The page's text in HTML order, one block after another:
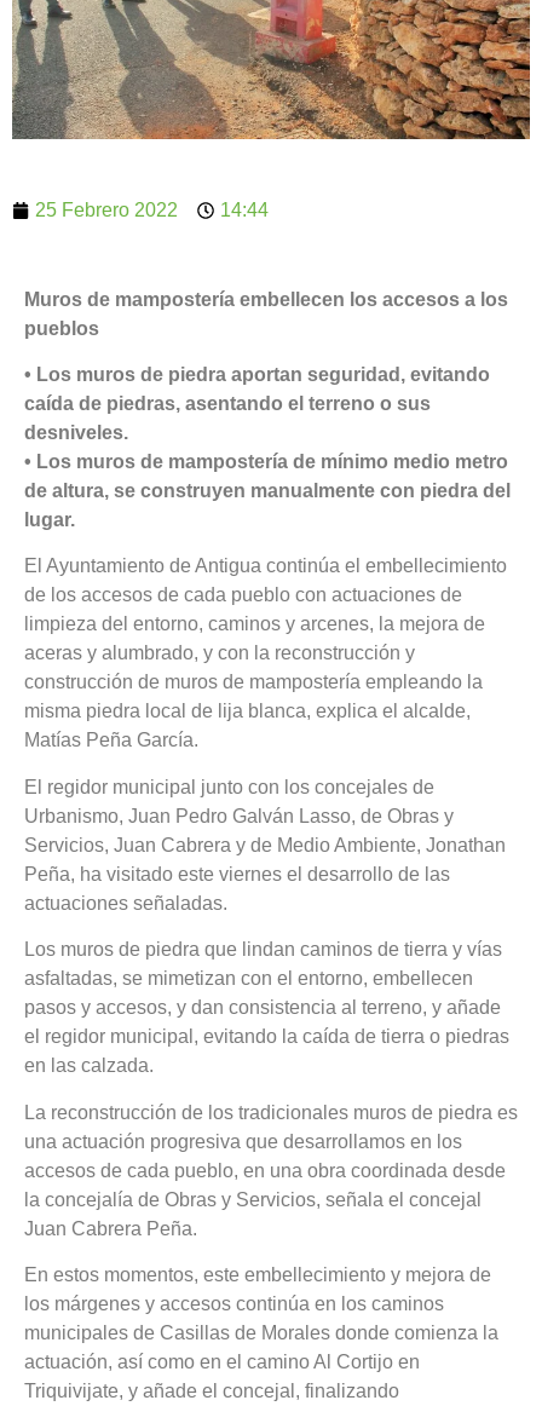
25 Febrero 2022 14:44
Muros de mampostería embellecen los accesos a los
pueblos
• Los muros de piedra aportan seguridad, evitando
caída de piedras, asentando el terreno o sus
desniveles.
• Los muros de mampostería de mínimo medio metro
de altura, se construyen manualmente con piedra del
lugar.
El Ayuntamiento de Antigua continúa el embellecimiento
de los accesos de cada pueblo con actuaciones de
limpieza del entorno, caminos y arcenes, la mejora de
aceras y alumbrado, y con la reconstrucción y
construcción de muros de mampostería empleando la
misma piedra local de lija blanca, explica el alcalde,
Matías Peña García.
El regidor municipal junto con los concejales de
Urbanismo, Juan Pedro Galván Lasso, de Obras y
Servicios, Juan Cabrera y de Medio Ambiente, Jonathan
Peña, ha visitado este viernes el desarrollo de las
actuaciones señaladas.
Los muros de piedra que lindan caminos de tierra y vías
asfaltadas, se mimetizan con el entorno, embellecen
pasos y accesos, y dan consistencia al terreno, y añade
el regidor municipal, evitando la caída de tierra o piedras
en las calzada.
La reconstrucción de los tradicionales muros de piedra es
una actuación progresiva que desarrollamos en los
accesos de cada pueblo, en una obra coordinada desde
la concejalía de Obras y Servicios, señala el concejal
Juan Cabrera Peña.
En estos momentos, este embellecimiento y mejora de
los márgenes y accesos continúa en los caminos
municipales de Casillas de Morales donde comienza la
actuación, así como en el camino Al Cortijo en
Triquivijate, y añade el concejal, finalizando